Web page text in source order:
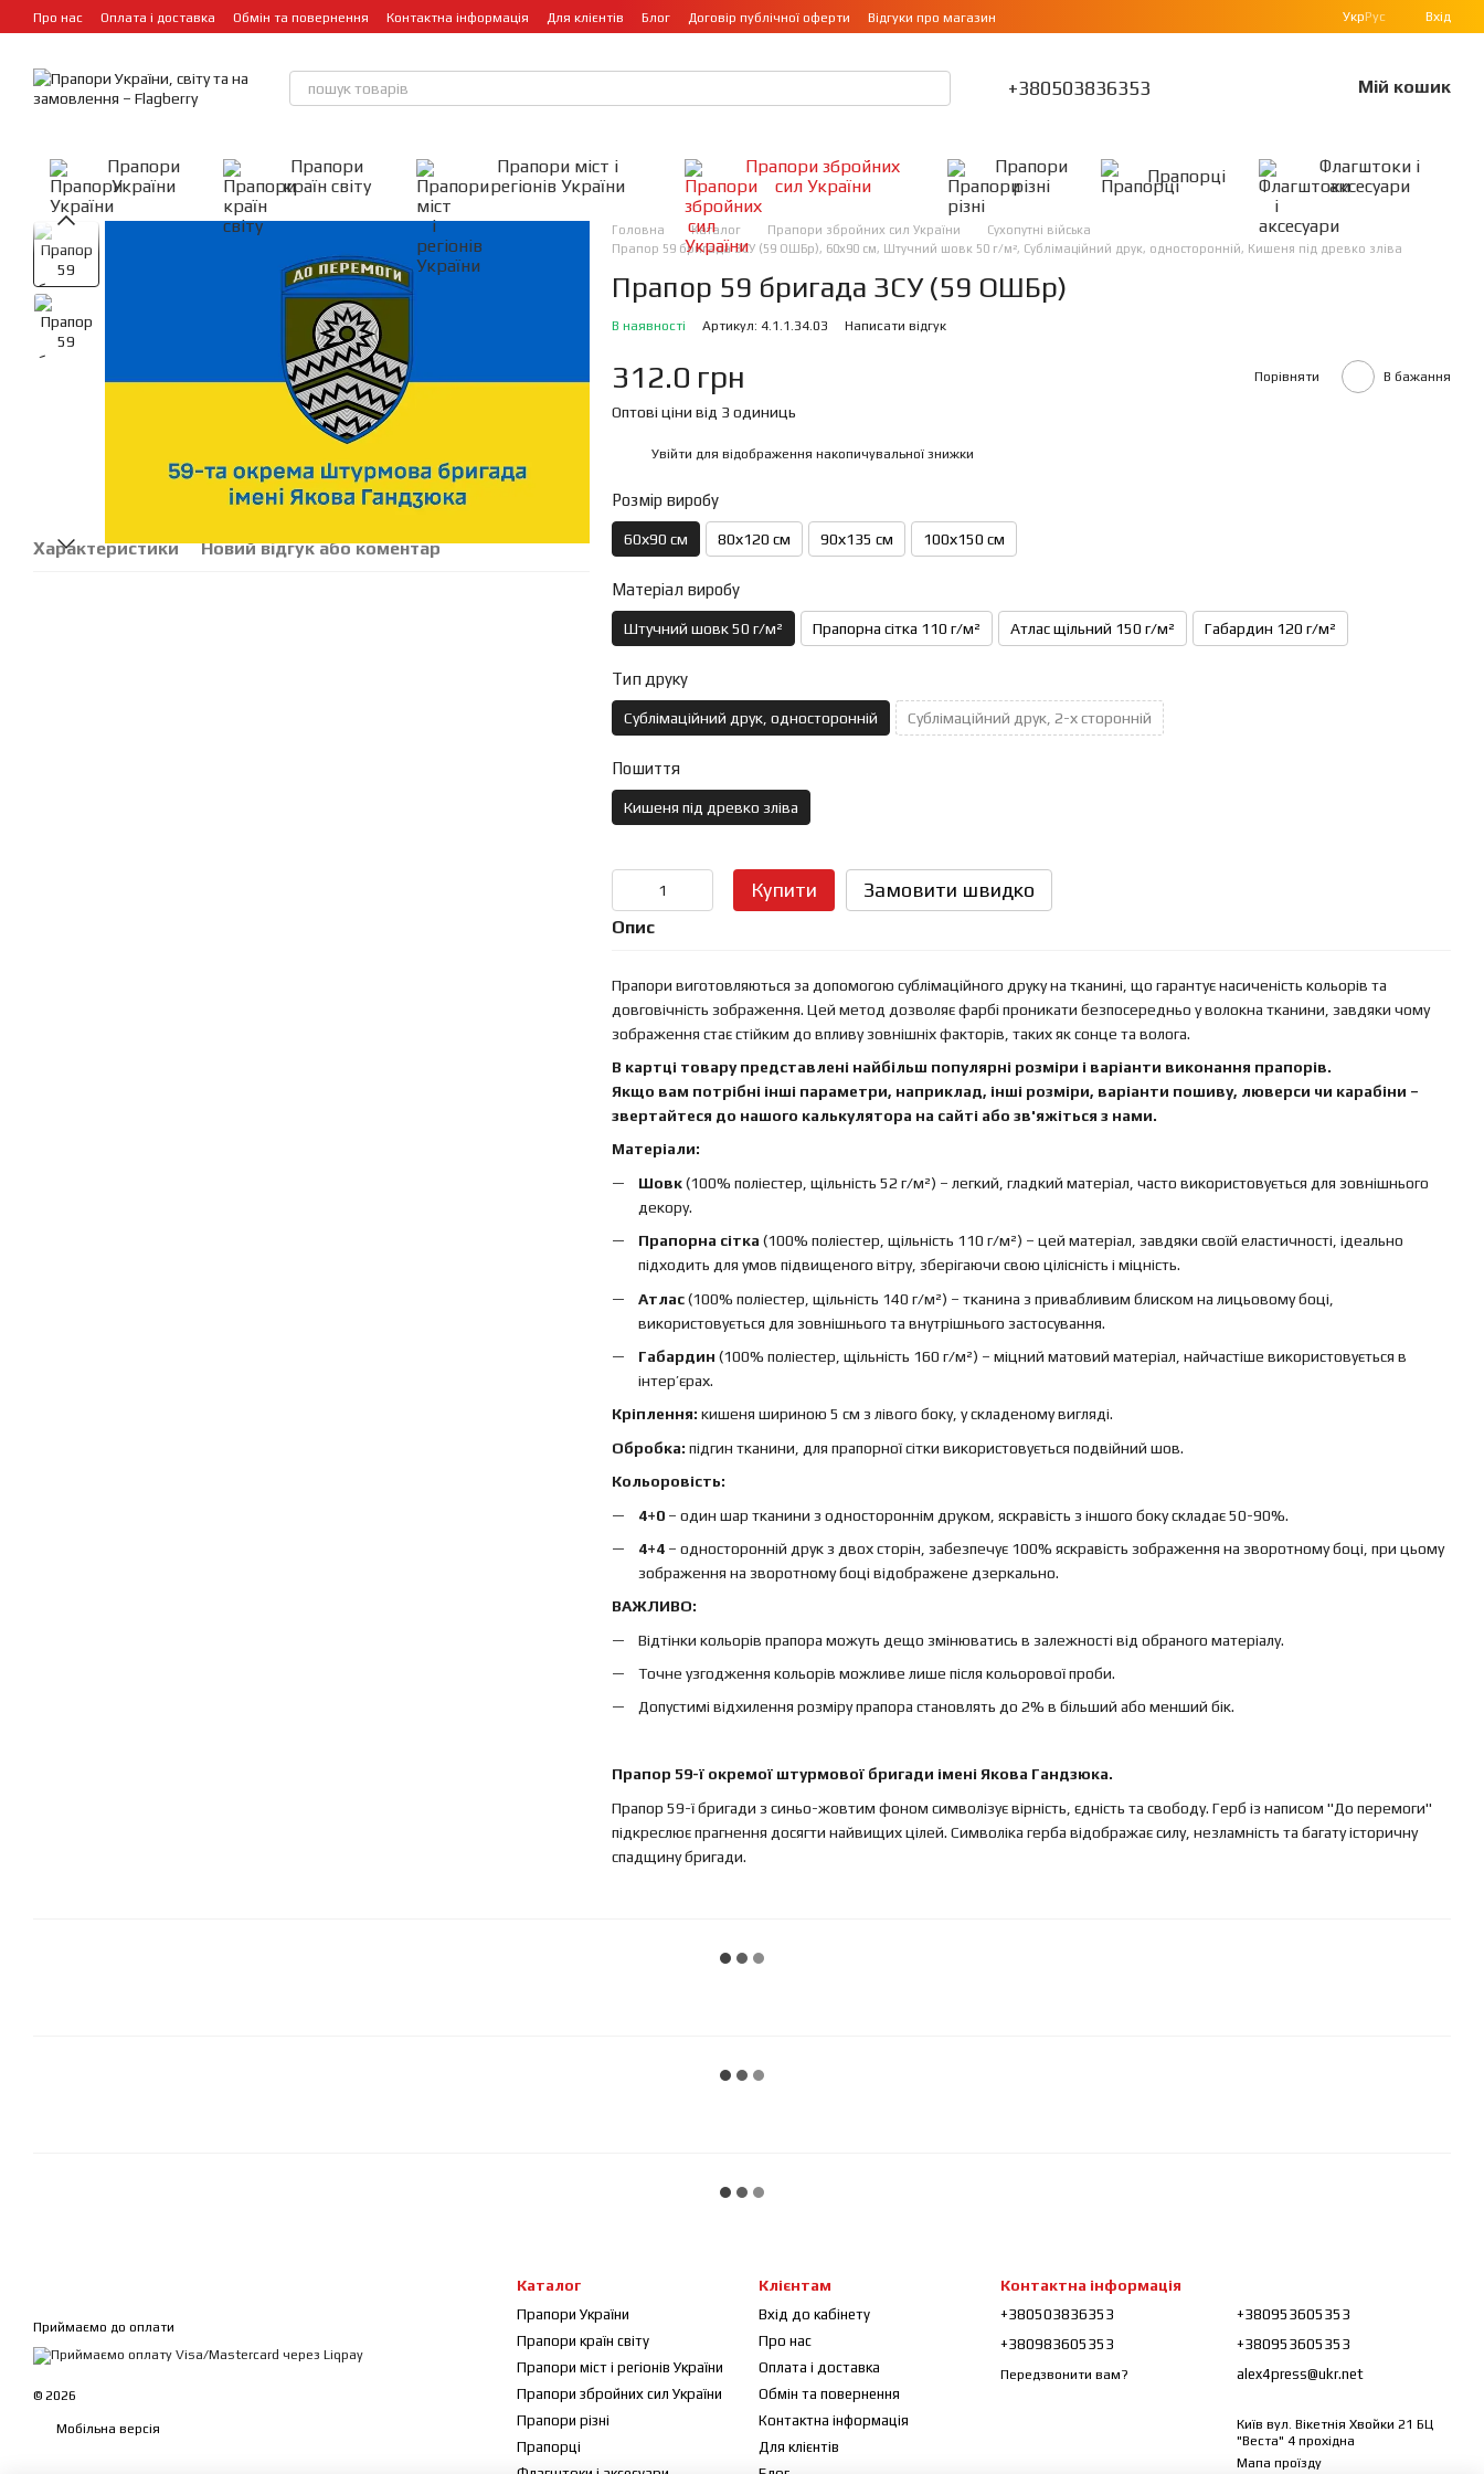
Перейти до основного контенту
Про нас Оплата і доставка Обмін та повернення Контактна інформація Для клієнтів Блог Договір публічної оферти Відгуки про магазин УкрРус Вхід
+380503836353 Мій кошик
Прапори
України
Прапори
країн світу
Прапори міст і
регіонів України
Прапори збройних
сил України
Прапори
різні
Прапорці
Флагштоки і
аксесуари
Характеристики Новий відгук або коментар
Головна Каталог Прапори збройних сил України
Сухопутні війська
Прапор 59 бригада ЗСУ (59 ОШБр), 60х90 см, Штучний шовк 50 г/м², Сублімаційний друк, односторонній, Кишеня під древко зліва
Прапор 59 бригада ЗСУ (59 ОШБр)
В наявності Артикул: 4.1.1.34.03 Написати відгук
312.0 грн Порівняти В бажання
Оптові ціни від 3 одиниць
Увійти для відображення накопичувальної знижки
Розмір виробу
60х90 см 80х120 см 90х135 см 100х150 см
Матеріал виробу
Штучний шовк 50 г/м² Прапорна сітка 110 г/м² Атлас щільний 150 г/м² Габардин 120 г/м²
Тип друку
Сублімаційний друк, односторонній Сублімаційний друк, 2-х сторонній
Пошиття
Кишеня під древко зліва
Купити Замовити швидко
Опис
Прапори виготовляються за допомогою сублімаційного друку на тканині, що гарантує насиченість кольорів та
довговічність зображення. Цей метод дозволяє фарбі проникати безпосередньо у волокна тканини, завдяки чому
зображення стає стійким до впливу зовнішніх факторів, таких як сонце та волога.
В картці товару представлені найбільш популярні розміри і варіанти виконання прапорів.
Якщо вам потрібні інші параметри, наприклад, інші розміри, варіанти пошиву, люверси чи карабіни –
звертайтеся до нашого калькулятора на сайті або зв'яжіться з нами.
Матеріали:
Шовк(100% поліестер, щільність 52 г/м²) – легкий, гладкий матеріал, часто використовується для зовнішнього
декору.
Прапорна сітка (100% поліестер, щільність 110 г/м²) – цей матеріал, завдяки своїй еластичності, ідеально
підходить для умов підвищеного вітру, зберігаючи свою цілісність і міцність.
Атлас(100% поліестер, щільність 140 г/м²) – тканина з привабливим блиском на лицьовому боці,
використовується для зовнішнього та внутрішнього застосування.
Габардин (100% поліестер, щільність 160 г/м²) – міцний матовий матеріал, найчастіше використовується в
інтер’єрах.
Кріплення: кишеня шириною 5 см з лівого боку, у складеному вигляді.
Обробка: підгин тканини, для прапорної сітки використовується подвійний шов.
Кольоровість:
4+0– один шар тканини з одностороннім друком, яскравість з іншого боку складає 50-90%.
4+4– односторонній друк з двох сторін, забезпечує 100% яскравість зображення на зворотному боці, при цьому
зображення на зворотному боці відображене дзеркально.
ВАЖЛИВО:
Відтінки кольорів прапора можуть дещо змінюватись в залежності від обраного матеріалу.
Точне узгодження кольорів можливе лише після кольорової проби.
Допустимі відхилення розміру прапора становлять до 2% в більший або менший бік.
Прапор 59-ї окремої штурмової бригади імені Якова Гандзюка.
Прапор 59-ї бригади з синьо-жовтим фоном символізує вірність, єдність та свободу. Герб із написом "До перемоги"
підкреслює прагнення досягти найвищих цілей. Символіка герба відображає силу, незламність та багату історичну
спадщину бригади.
Приймаємо до оплати
© 2026
Мобільна версія
Каталог
Прапори України
Прапори країн світу
Прапори міст і регіонів України
Прапори збройних сил України
Прапори різні
Прапорці
Клієнтам
Вхід до кабінету
Про нас
Оплата і доставка
Обмін та повернення
Контактна інформація
Для клієнтів
Контактна інформація
+380503836353
+380983605353
Передзвонити вам?
+380953605353
+380953605353
alex4press@ukr.net
Київ вул. Вікетнія Хвойки 21 БЦ
"Веста" 4 прохідна
Мапа проїзду